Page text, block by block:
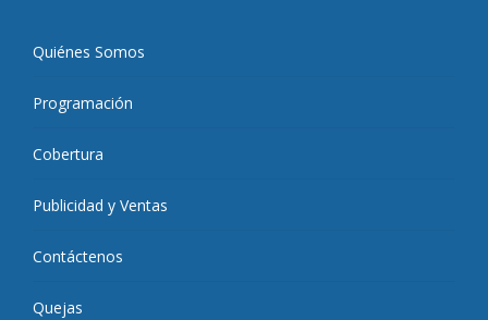
Quiénes Somos
Programación
Cobertura
Publicidad y Ventas
Contáctenos
Quejas